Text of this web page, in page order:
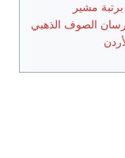
مشير
الصوف الذهبي